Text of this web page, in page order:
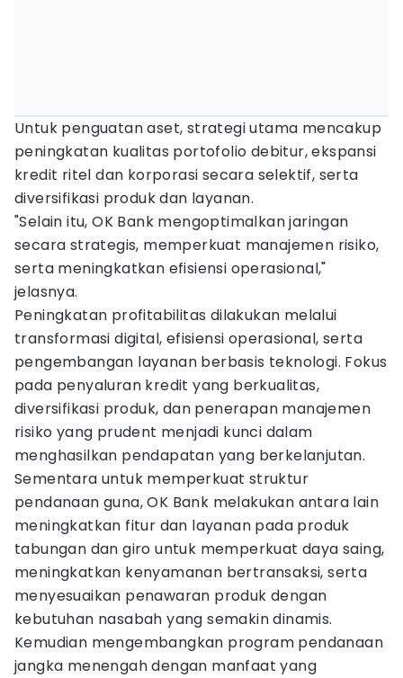
Untuk penguatan aset, strategi utama mencakup
peningkatan kualitas portofolio debitur, ekspansi
kredit ritel dan korporasi secara selektif, serta
diversifikasi produk dan layanan.
"Selain itu, OK Bank mengoptimalkan jaringan
secara strategis, memperkuat manajemen risiko,
serta meningkatkan efisiensi operasional,"
jelasnya.
Peningkatan profitabilitas dilakukan melalui
transformasi digital, efisiensi operasional, serta
pengembangan layanan berbasis teknologi. Fokus
pada penyaluran kredit yang berkualitas,
diversifikasi produk, dan penerapan manajemen
risiko yang prudent menjadi kunci dalam
menghasilkan pendapatan yang berkelanjutan.
Sementara untuk memperkuat struktur
pendanaan guna, OK Bank melakukan antara lain
meningkatkan fitur dan layanan pada produk
tabungan dan giro untuk memperkuat daya saing,
meningkatkan kenyamanan bertransaksi, serta
menyesuaikan penawaran produk dengan
kebutuhan nasabah yang semakin dinamis.
Kemudian mengembangkan program pendanaan
jangka menengah dengan manfaat yang